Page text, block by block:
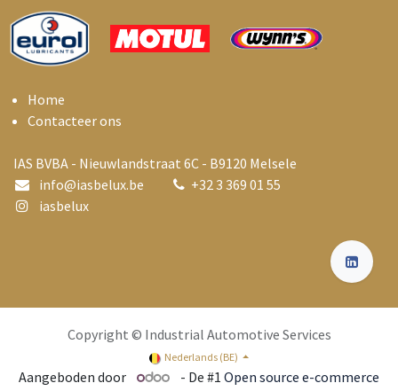
Home
Contacteer ons
IAS BVBA - Nieuwlandstraat 6C - B9120 Melsele
info@iasbelux.be +32 3 369 01 55
iasbelux
Copyright © Industrial Automotive Services
Nederlands (BE)
Aangeboden door - De #1 Open source e-commerce